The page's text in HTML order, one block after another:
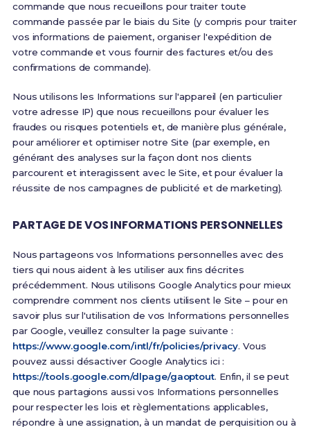
commande que nous recueillons pour traiter toute
commande passée par le biais du Site (y compris pour traiter
vos informations de paiement, organiser l'expédition de
votre commande et vous fournir des factures et/ou des
confirmations de commande).
Nous utilisons les Informations sur l'appareil (en particulier
votre adresse IP) que nous recueillons pour évaluer les
fraudes ou risques potentiels et, de manière plus générale,
pour améliorer et optimiser notre Site (par exemple, en
générant des analyses sur la façon dont nos clients
parcourent et interagissent avec le Site, et pour évaluer la
réussite de nos campagnes de publicité et de marketing).
PARTAGE DE VOS INFORMATIONS PERSONNELLES
Nous partageons vos Informations personnelles avec des
tiers qui nous aident à les utiliser aux fins décrites
précédemment. Nous utilisons Google Analytics pour mieux
comprendre comment nos clients utilisent le Site – pour en
savoir plus sur l'utilisation de vos Informations personnelles
par Google, veuillez consulter la page suivante :
https://www.google.com/intl/fr/policies/privacy. Vous
pouvez aussi désactiver Google Analytics ici :
https://tools.google.com/dlpage/gaoptout. Enfin, il se peut
que nous partagions aussi vos Informations personnelles
pour respecter les lois et règlementations applicables,
répondre à une assignation, à un mandat de perquisition ou à